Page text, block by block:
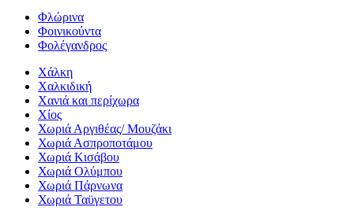
Φλώρινα
Φοινικούντα
Φολέγανδρος
Χάλκη
Χαλκιδική
Χανιά και περίχωρα
Χίος
Χωριά Αργιθέας/ Μουζάκι
Χωριά Ασπροποτάμου
Χωριά Κισάβου
Χωριά Ολύμπου
Χωριά Πάρνωνα
Χωριά Ταϋγετου